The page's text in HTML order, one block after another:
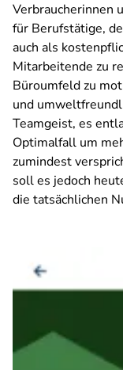
Verbraucherinnen
für Berufstätige,
auch als
Mitarbeitende zu
Büroumfeld zu
und
Teamgeist, es
Optimalfall um
zumindest
soll es jedoch
die tatsächlichen